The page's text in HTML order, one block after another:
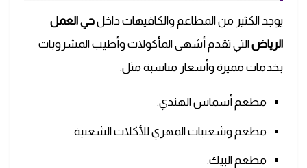
يوجد الكثير من المطاعم والكافيهات داخلحي العمل
الرياض التي تقدم أشهى المأكولات وأطيب المشروبات
بخدمات مميزة وأسعار مناسبة مثل:
مطعم أسماس الهندي.
مطعم وشعبيات المهري للأكلات الشعبية.
مطعم البيك.